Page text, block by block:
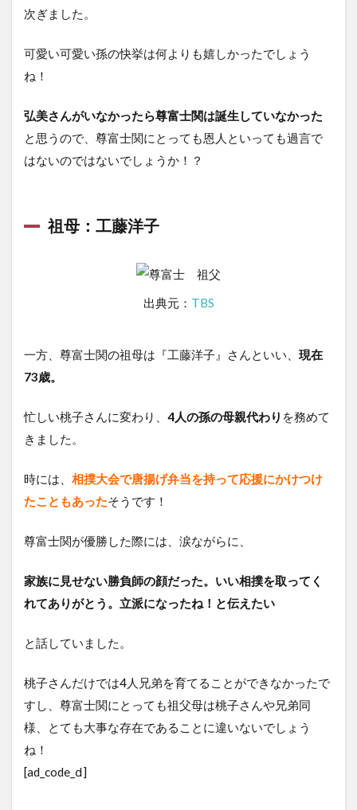
次ぎました。
可愛い可愛い孫の快挙は何よりも嬉しかったでしょう
ね！
弘美さんがいなかったら尊富士関は誕生していなかった
と思うので、尊富士関にとっても恩人といっても過言で
はないのではないでしょうか！？
祖母：工藤洋子
出典元： TBS
一方、尊富士関の祖母は『工藤洋子』さんといい、 現在
73歳。
忙しい桃子さんに変わり、 4人の孫の母親代わり を務めて
きました。
時には、 相撲大会で唐揚げ弁当を持って応援にかけつけ
たこともあったそうです！
尊富士関が優勝した際には、涙ながらに、
家族に見せない勝負師の顔だった。いい相撲を取ってく
れてありがとう。立派になったね！と伝えたい
と話していました。
桃子さんだけでは4人兄弟を育てることができなかったで
すし、尊富士関にとっても祖父母は桃子さんや兄弟同
様、とても大事な存在であることに違いないでしょう
ね！
[ad_code_ⅾ]